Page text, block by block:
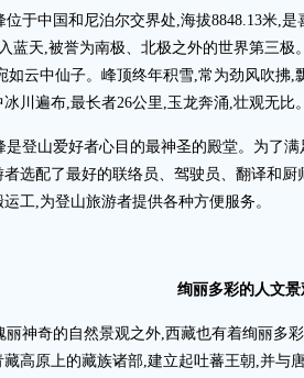
位于中国和尼泊尔交界处,海拔8848.13米,
蓝天,被誉为南极、北极之外的世界第三极
如云中仙子。峰顶终年积雪,常为劲风吹拂,
川遍布,最长者26公里,玉龙奔涌,壮观无比。
是登山爱好者心目的最神圣的殿堂。为了
者选配了最好的联络员、驾驶员、翻译和
工,为登山旅游者提供各种方便服务。
绚丽多彩的人文景
丽神奇的自然景观之外,西藏也有着绚丽多
高原上的藏族诸部,建立起吐蕃王朝,并与